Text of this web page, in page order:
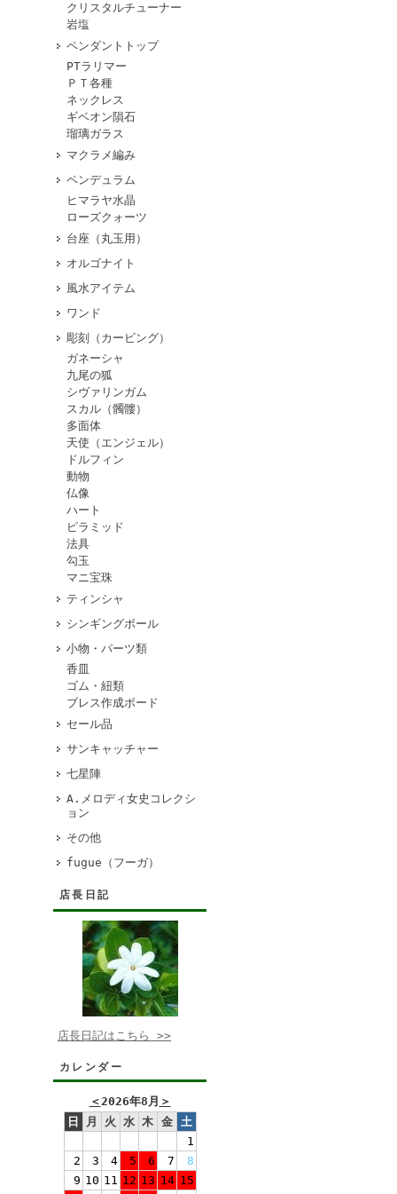
クリスタルチューナー
岩塩
ペンダントトップ
PTラリマー
ＰＴ各種
ネックレス
ギベオン隕石
瑠璃ガラス
マクラメ編み
ペンデュラム
ヒマラヤ水晶
ローズクォーツ
台座（丸玉用）
オルゴナイト
風水アイテム
ワンド
彫刻（カービング）
ガネーシャ
九尾の狐
シヴァリンガム
スカル（髑髏）
多面体
天使（エンジェル）
ドルフィン
動物
仏像
ハート
ピラミッド
法具
勾玉
マニ宝珠
ティンシャ
シンギングボール
小物・パーツ類
香皿
ゴム・紐類
ブレス作成ボード
セール品
サンキャッチャー
七星陣
A.メロディ女史コレクシ
ョン
その他
fugue（フーガ）
店長日記
店長日記はこちら >>
カレンダー
＜2026年8月 ＞
日
月 火 水 木 金
土
1
2
3 4 5 6 7
8
9 10 11 12 13 14 15